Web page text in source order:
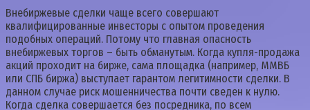
Внебиржевые сделки чаще всего совершают
квалифицированные инвесторы с опытом проведения
подобных операций. Потому что главная опасность
внебиржевых торгов – быть обманутым. Когда купля-продажа
акций проходит на бирже, сама площадка (например, ММВБ
или СПБ биржа) выступает гарантом легитимности сделки. В
данном случае риск мошенничества почти сведен к нулю.
Когда сделка совершается без посредника, по всем